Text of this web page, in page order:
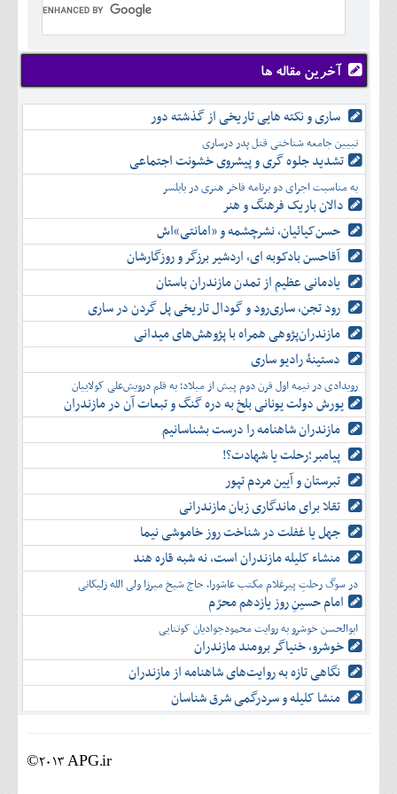
دی
بهمن
اسفند
آبان
آذر
دی
بهمن
اسفند
شهريور
مهر
آبان
آذر
دی
بهمن
اسفند
تير
مرداد
شهريور
مهر
آبان
آذر
دی
بهمن
اسفند
آخرین مقاله ها
ساری و نکته هایی تاریخی از گذشته دور
تبیین جامعه شناختی قتل پدر درساری
تشدید جلوه‌ گری و پیشروی خشونت اجتماعی
به مناسبت اجرای دو برنامه فاخر هنری در بابلسر
دالان باریک فرهنگ و هنر
حسن‌کیائیان، نشرچشمه و «امانتی»اش
آقاحسن بادکوبه ای، اردشیر برزگر و روزگارشان
یادمانی عظیم از تمدن مازندران باستان
رود تجن، ساری‌رود و گودال تاریخی پل گردن در ساری
مازندران‌پژوهی همراه با پژوهش‌های میدانی
دستینۀ رادیو ساری
رویدادی در نیمه اول قرن دوم پیش از میلاد؛ به قلم درویش‌علی کولاییان
یورش دولت یونانی بلخ به دره گنگ و تبعات آن در مازندران
مازندران شاهنامه را درست بشناسانیم
پیامبر؛رحلت یا شهادت؟!
تبرستان و آیین مردم تپور
تقلا برای ماندگاری زبان مازندرانی
جهل یا غفلت در شناخت روز خاموشی نیما
منشاء کلیله مازندران است، نه شبه قاره هند
در سوگ رحلتِ پیرغلام مکتب عاشورا، حاج شیخ میرزا ولی الله زلیکانی
امام حسینِ روز یازدهم محرّم
ابوالحسن خوشرو به روایت محمودجوادیان کوتنایی
خوشرو، خنياگر برومند مازندران
نگاهی تازه به روایت‌های شاهنامه از مازندران
منشا کلیله و سردرگمی شرق شناسان
©2013 APG.ir